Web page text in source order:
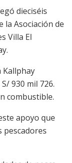
dieciséis
Asociación de
Villa El
Kallphay
930 mil 726.
combustible.
apoyo que